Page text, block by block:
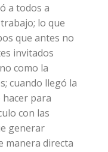
a todos a
lo que
que antes no
invitados
como la
cuando llegó la
hacer para
con las
generar
manera directa